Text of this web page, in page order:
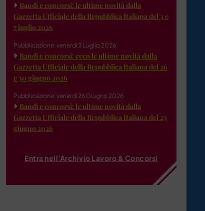
Bandi e concorsi: le ultime novità dalla
Gazzetta Ufficiale della Repubblica Italiana del 3 e
7 luglio 2026
Pubblicazione: venerdì 3 Luglio 2026
Bandi e concorsi: ecco le ultime novità dalla
Gazzetta Ufficiale della Repubblica Italiana del 26
e 30 giugno 2026
Pubblicazione: venerdì 26 Giugno 2026
Bandi e concorsi: le ultime novità dalla
Gazzetta Ufficiale della Repubblica Italiana del 23
giugno 2026
Entra nell'Archivio Lavoro & Concorsi